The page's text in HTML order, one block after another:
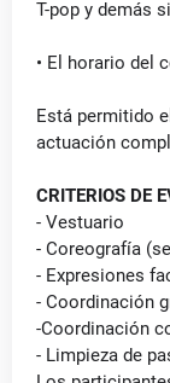
T-pop y demás
• El horario del
Está permitido
actuación
CRITERIOS DE
- Vestuario
- Coreografía
- Expresiones
- Coordinación
-Coordinación
- Limpieza de